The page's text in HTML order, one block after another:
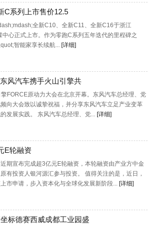
C系列上市售价12.5
全新C10、全新C11、全新C16于浙江
心正式上市。作为零跑C系列五年迭代的里程碑之
智能家享长续航... [详细]
风汽车携手火山引擎共
FORCE原动力大会在北京开幕。东风汽车总经理、党
向大会致以诚挚祝福，并分享东风汽车立足产业变革
发展实践。 东风汽车总经理、党... [详细]
E轮融资
期宣布完成超3亿元E轮融资，本轮融资由产业方中金
有投资人银河源汇参与投资。 值得关注的是，近日，
市申请，步入资本化与全球化发展新阶段... [详细]
标德赛西威成都工业园盛